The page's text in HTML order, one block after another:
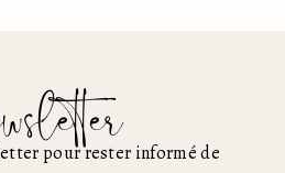
pour rester informé de